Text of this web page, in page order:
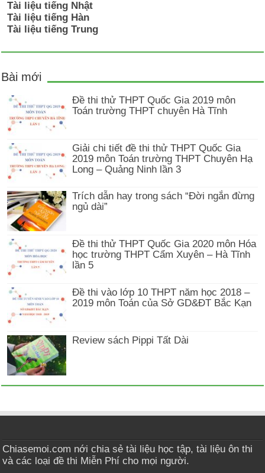
Tài liệu tiếng Nhật
Tài liệu tiếng Hàn
Tài liệu tiếng Trung
Bài mới
Đề thi thử THPT Quốc Gia 2019 môn
Toán trường THPT chuyên Hà Tĩnh
Giải chi tiết đề thi thử THPT Quốc Gia
2019 môn Toán trường THPT Chuyên Hạ
Long – Quảng Ninh lần 3
Trích dẫn hay trong sách “Đời ngắn đừng
ngủ dài”
Đề thi thử THPT Quốc Gia 2020 môn Hóa
học trường THPT Cẩm Xuyên – Hà Tĩnh
lần 5
Đề thi vào lớp 10 THPT năm học 2018 –
2019 môn Toán của Sở GD&ĐT Bắc Kạn
Review sách Pippi Tất Dài
Chiasemoi.com nới chia sẻ tài liệu học tập, tài liệu ôn thi
và các loại đề thi Miễn Phí cho mọi người.